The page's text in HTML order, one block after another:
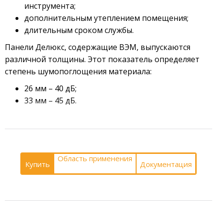
инструмента;
дополнительным утеплением помещения;
длительным сроком службы.
Панели Делюкс, содержащие ВЭМ, выпускаются
различной толщины. Этот показатель определяет
степень шумопоглощения материала:
26 мм – 40 дБ;
33 мм – 45 дБ.
Купить
Область применения
Документация